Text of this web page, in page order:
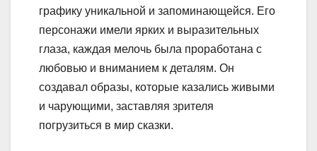
графику уникальной и запоминающейся. Его
персонажи имели ярких и выразительных
глаза, каждая мелочь была проработана с
любовью и вниманием к деталям. Он
создавал образы, которые казались живыми
и чарующими, заставляя зрителя
погрузиться в мир сказки.